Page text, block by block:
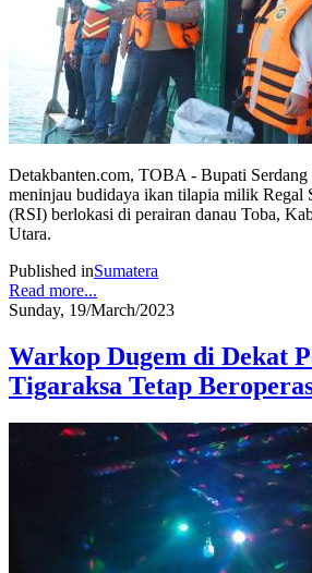
Detakbanten.com, TOBA - Bupati
meninjau budidaya ikan tilapia milik Regal
(RSI) berlokasi di perairan danau Toba,
Utara.
Published inSumatera
Read more...
Sunday, 19/March/2023
Warkop Dugem di Dekat
Tigaraksa Tetap